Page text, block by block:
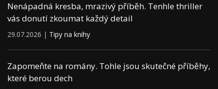
Nenápadná kresba, mrazivý příběh. Tenhle thriller
vás donutí zkoumat každý detail
29.07.2026 | Tipy na knihy
Zapomeňte na romány. Tohle jsou skutečné příběhy,
které berou dech